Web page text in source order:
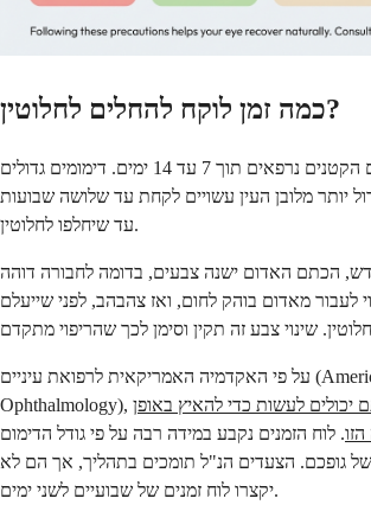
כמה זמן לוקח להחלים לחלוטין?
רוב כלי הדם השבורים הקטנים נרפאים תוך 7 עד 14 ימים. דימומים גדולים
יותר מלובן העין עשויים לקחת עד שלושה שבועות
עד שיחלפו לחלוטין.
הכתם האדום ישנה צבעים, בדומה לחבורה דוהה
לעבור מאדום בוהק לחום, ואז צהבהב, לפני שייעלם
על פי האקדמיה האמריקאית לרפואת עיניים (American Academy of
Ophthalmology), לעשות כדי להאיץ באופן
. לוח הזמנים נקבע במידה רבה על פי גודל הדימום
של גופכם. הצעדים הנ"ל תומכים בתהליך, אך הם לא
יקצרו לוח זמנים של שבועיים לשני ימים.